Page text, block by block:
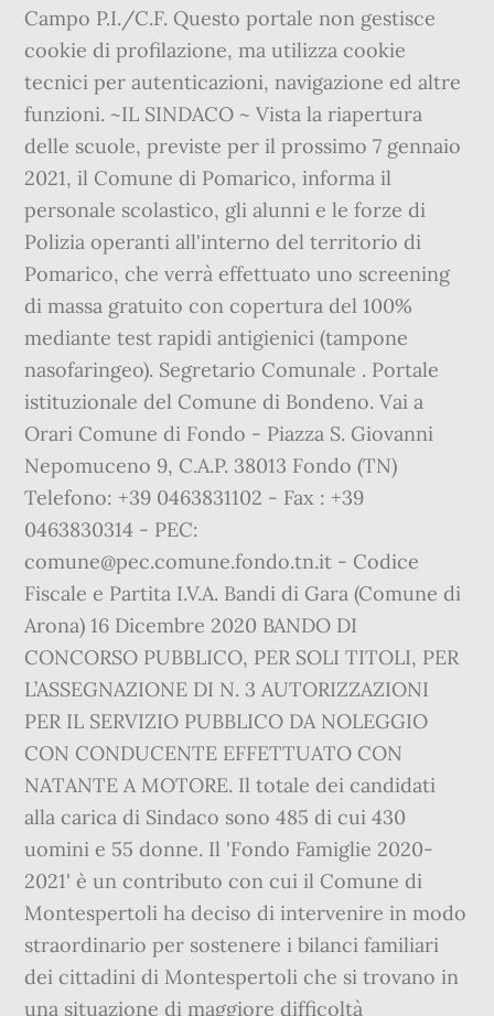
Campo P.I./C.F. Questo portale non gestisce
cookie di profilazione, ma utilizza cookie
tecnici per autenticazioni, navigazione ed altre
funzioni. ~IL SINDACO ~ Vista la riapertura
delle scuole, previste per il prossimo 7 gennaio
2021, il Comune di Pomarico, informa il
personale scolastico, gli alunni e le forze di
Polizia operanti all'interno del territorio di
Pomarico, che verrà effettuato uno screening
di massa gratuito con copertura del 100%
mediante test rapidi antigienici (tampone
nasofaringeo). Segretario Comunale . Portale
istituzionale del Comune di Bondeno. Vai a
Orari Comune di Fondo - Piazza S. Giovanni
Nepomuceno 9, C.A.P. 38013 Fondo (TN)
Telefono: +39 0463831102 - Fax : +39
0463830314 - PEC:
comune@pec.comune.fondo.tn.it - Codice
Fiscale e Partita I.V.A. Bandi di Gara (Comune di
Arona) 16 Dicembre 2020 BANDO DI
CONCORSO PUBBLICO, PER SOLI TITOLI, PER
L’ASSEGNAZIONE DI N. 3 AUTORIZZAZIONI
PER IL SERVIZIO PUBBLICO DA NOLEGGIO
CON CONDUCENTE EFFETTUATO CON
NATANTE A MOTORE. Il totale dei candidati
alla carica di Sindaco sono 485 di cui 430
uomini e 55 donne. Il 'Fondo Famiglie 2020-
2021' è un contributo con cui il Comune di
Montespertoli ha deciso di intervenire in modo
straordinario per sostenere i bilanci familiari
dei cittadini di Montespertoli che si trovano in
una situazione di maggiore difficoltà